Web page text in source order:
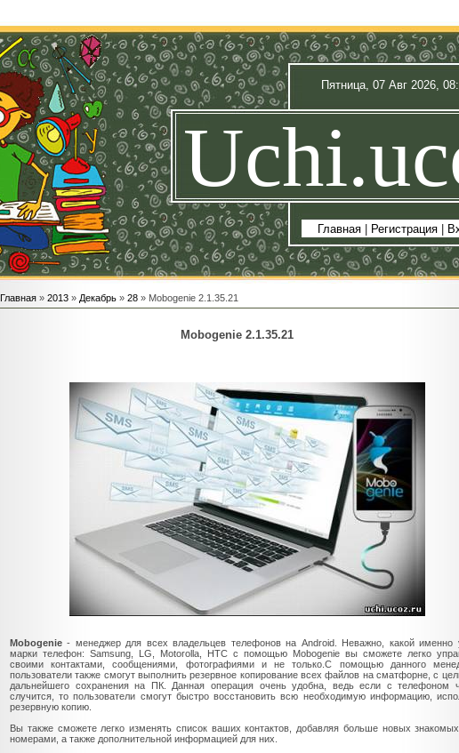
Пятница, 07 Авг 2026,
Главная Регистрация
Главная » 2013 » Декабрь » 28 » Mobogenie 2.1.35.21
Mobogenie 2.1.35.21
Mobogenie - менеджер для всех владельцев телефонов на Android. Неважно, какой именно
марки телефон: Samsung, LG, Motorolla, HTC с помощью Mobogenie вы сможете легко
своими контактами, сообщениями, фотографиями и не только.С помощью данного
пользователи также смогут выполнить резервное копирование всех файлов на сматфорне, с
дальнейшего сохранения на ПК. Данная операция очень удобна, ведь если с телефоном
случится, то пользователи смогут быстро восстановить всю необходимую информацию,
резервную копию.
Вы также сможете легко изменять список ваших контактов, добавляя больше новых
номерами, а также дополнительной информацией для них.